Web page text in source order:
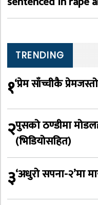
TRENDING
१‘प्रेम साँच्चीकै
२पुसको ठण्डीमा
(भिडियोसहित)
३‘अधुरो सपना-२’मा